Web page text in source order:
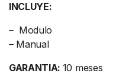
INCLUYE:
– Modulo
– Manual
GARANTIA: 10 meses